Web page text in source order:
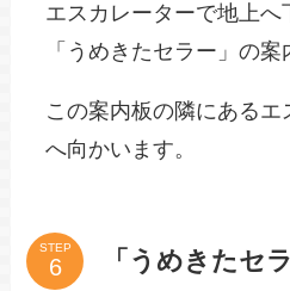
エスカレーターで地上へ
「うめきたセラー」の案
この案内板の隣にある
へ向かいます。
STEP 「うめきたセ